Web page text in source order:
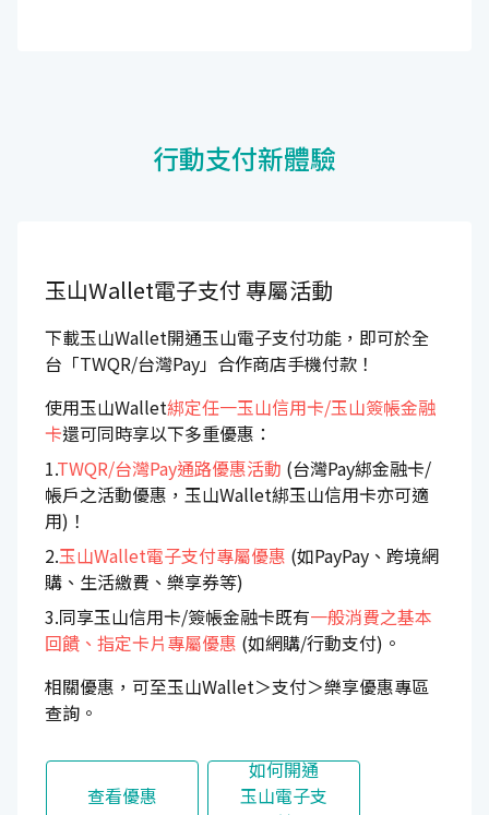
行動支付新體驗
玉山Wallet電子支付專屬活動
下載玉山Wallet開通玉山電子支付功能，即可於全
台「TWQR/台灣Pay」合作商店手機付款！
使用玉山Wallet綁定任一玉山信用卡/玉山簽帳金融
卡還可同時享以下多重優惠：
1.TWQR/台灣Pay通路優惠活動 (台灣Pay綁金融卡/
帳戶之活動優惠，玉山Wallet綁玉山信用卡亦可適
用)！
2.玉山Wallet電子支付專屬優惠 (如PayPay、跨境網
購、生活繳費、樂享券等)
3.同享玉山信用卡/簽帳金融卡既有一般消費之基本
回饋、指定卡片專屬優惠 (如網購/行動支付)。
相關優惠，可至玉山Wallet＞支付＞樂享優惠專區
查詢。
查看優惠
如何開通
玉山電子支